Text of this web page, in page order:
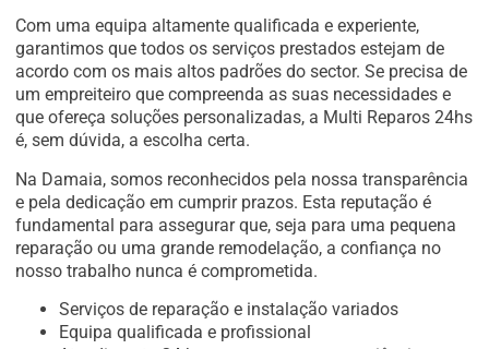
Com uma equipa altamente qualificada e experiente,
garantimos que todos os serviços prestados estejam de
acordo com os mais altos padrões do sector. Se precisa de
um empreiteiro que compreenda as suas necessidades e
que ofereça soluções personalizadas, a Multi Reparos 24hs
é, sem dúvida, a escolha certa.
Na Damaia, somos reconhecidos pela nossa transparência
e pela dedicação em cumprir prazos. Esta reputação é
fundamental para assegurar que, seja para uma pequena
reparação ou uma grande remodelação, a confiança no
nosso trabalho nunca é comprometida.
Serviços de reparação e instalação variados
Equipa qualificada e profissional